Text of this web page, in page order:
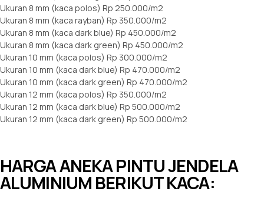
Ukuran 8 mm (kaca polos) Rp 250.000/m2
Ukuran 8 mm (kaca rayban) Rp 350.000/m2
Ukuran 8 mm (kaca dark blue) Rp 450.000/m2
Ukuran 8 mm (kaca dark green) Rp 450.000/m2
Ukuran 10 mm (kaca polos) Rp 300.000/m2
Ukuran 10 mm (kaca dark blue) Rp 470.000/m2
Ukuran 10 mm (kaca dark green) Rp 470.000/m2
Ukuran 12 mm (kaca polos) Rp 350.000/m2
Ukuran 12 mm (kaca dark blue) Rp 500.000/m2
Ukuran 12 mm (kaca dark green) Rp 500.000/m2
HARGA ANEKA PINTU JENDELA
ALUMINIUM BERIKUT KACA: